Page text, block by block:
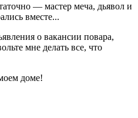
— мастер меча, дьявол и
вместе...
о вакансии повара,
мне делать все, что
доме!